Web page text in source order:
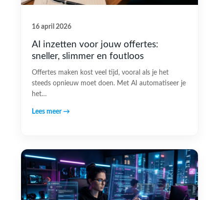
16 april 2026
AI inzetten voor jouw offertes:
sneller, slimmer en foutloos
Offertes maken kost veel tijd, vooral als je het
steeds opnieuw moet doen. Met AI automatiseer je
het…
Lees meer →